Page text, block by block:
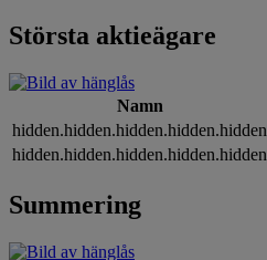
Största aktieägare
Namn
hidden.hidden.hidden.hidden.hidden
hidden.hidden.hidden.hidden.hidden
Summering